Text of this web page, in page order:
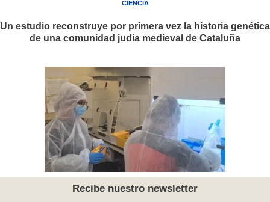
CIENCIA
Un estudio reconstruye por primera vez la historia genética
de una comunidad judía medieval de Cataluña
Recibe nuestro newsletter